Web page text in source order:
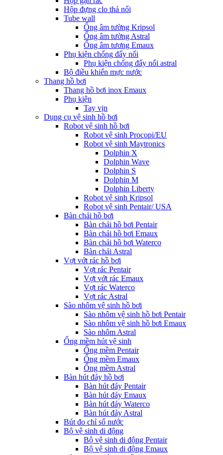
Hộp đựng clo thả nổi
Tube wall
Ống âm tường Kripsol
Ống âm tường Astral
Ống âm tương Emaux
Phụ kiện chống đẩy nổi
Phụ kiện chống đẩy nổi astral
Bộ điều khiển mực nước
Thang hồ bơi
Thang hồ bơi inox Emaux
Phụ kiện
Tay vịn
Dụng cụ vệ sinh hồ bơi
Robot vệ sinh hồ bơi
Robot vệ sinh Procopi/EU
Robot vệ sinh Maytronics
Dolphin X
Dolphin Wave
Dolphin S
Dolphin M
Dolphin Liberty
Robot vệ sinh Kripsol
Robot vệ sinh Pentair/ USA
Bàn chải hồ bơi
Bàn chải hồ bơi Pentair
Bàn chải hồ bơi Emaux
Bàn chải hồ bơi Waterco
Bàn chải Astral
Vợt vớt rác hồ bơi
Vợt rác Pentair
Vợt vớt rác Emaux
Vợt rác Waterco
Vợt rác Astral
Sào nhôm vệ sinh hồ bơi
Sào nhôm vệ sinh hồ bơi Pentair
Sào nhôm vệ sinh hồ bơi Emaux
Sào nhôm Astral
Ống mềm hút vệ sinh
Ống mềm Pentair
Ống mềm Emaux
Ống mềm Astral
Bàn hút đáy hồ bơi
Bàn hút đáy Pentair
Bàn hút đáy Emaux
Bàn hút đáy Waterco
Bàn hút đáy Astral
Bút đo chỉ số nước
Bộ vệ sinh di động
Bộ vệ sinh di động Pentair
Bộ vệ sinh di động Emaux